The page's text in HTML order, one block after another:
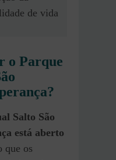
de vida
o Parque
Salto São
está aberto
que os